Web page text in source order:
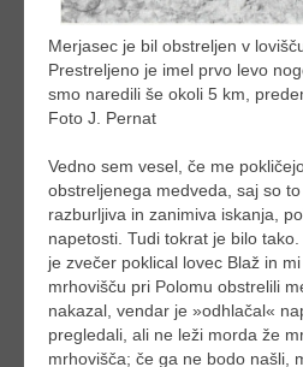
Merjasec je bil obstreljen v
Prestreljeno je imel prvo levo
smo naredili še okoli 5 km,
Foto J. Pernat
Vedno sem vesel, če me
obstreljenega medveda, saj so
razburljiva in zanimiva iskanja,
napetosti. Tudi tokrat je bilo
je zvečer poklical lovec Blaž in
mrhovišču pri Polomu obstrelili
nakazal, vendar je »odhlačal«
pregledali, ali ne leži morda že
mrhovišča; če ga ne bodo našli,